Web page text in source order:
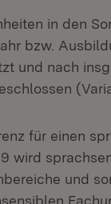
in den
bzw.
und nach
für einen
wird
und